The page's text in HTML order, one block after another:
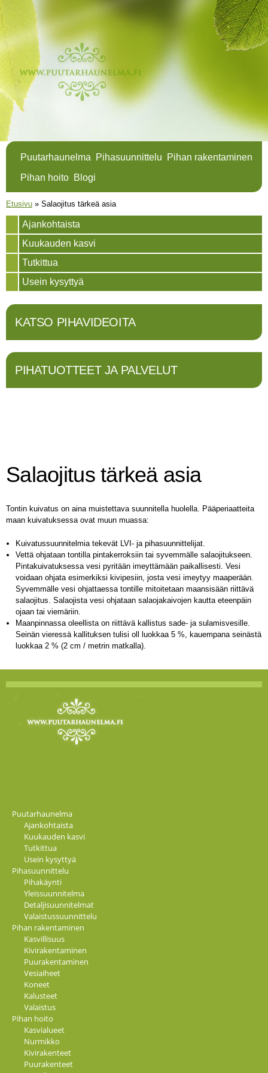
Puutarhaunelma Pihasuunnittelu
Pihan rakentaminen
Pihan hoito Blogi
Olet täällä
Etusivu » Salaojitus tärkeä asia
Ajankohtaista
Kuukauden kasvi
Tutkittua
Usein kysyttyä
KATSO PIHAVIDEOITA
PIHATUOTTEET JA PALVELUT
Salaojitus tärkeä asia
Tontin kuivatus on aina muistettava suunnitella huolella. Pääperiaatteita
maan kuivatuksessa ovat muun muassa:
Kuivatussuunnitelmia tekevät LVI- ja pihasuunnittelijat.
Vettä ohjataan tontilla pintakerroksiin tai syvemmälle salaojitukseen.
Pintakuivatuksessa vesi pyritään imeyttämään paikallisesti. Vesi
voidaan ohjata esimerkiksi kivipesiin, josta vesi imeytyy maaperään.
Syvemmälle vesi ohjattaessa tontille mitoitetaan maansisään riittävä
salaojitus. Salaojista vesi ohjataan salaojakaivojen kautta eteenpäin
ojaan tai viemäriin.
Maanpinnassa oleellista on riittävä kallistus sade- ja sulamisvesille.
Seinän vieressä kallituksen tulisi oll luokkaa 5 %, kauempana seinästä
luokkaa 2 % (2 cm / metrin matkalla).
Puutarhaunelma
Ajankohtaista
Kuukauden kasvi
Tutkittua
Usein kysyttyä
Pihasuunnittelu
Pihakäynti
Yleissuunnitelma
Detaljisuunnitelmat
Valaistussuunnittelu
Pihan rakentaminen
Kasvillisuus
Kivirakentaminen
Puurakentaminen
Vesiaiheet
Koneet
Kalusteet
Valaistus
Pihan hoito
Kasvialueet
Nurmikko
Kivirakenteet
Puurakenteet